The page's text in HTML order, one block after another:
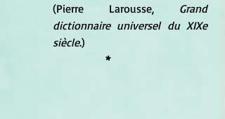
(Pierre Larousse, Grand
dictionnaire universel du XIXe
siècle.)
*